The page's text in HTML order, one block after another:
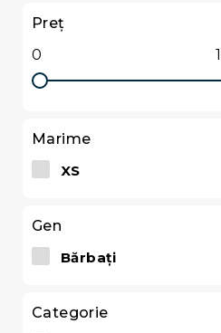
Preţ
Marime
XS
Gen
Bărbați
Categorie